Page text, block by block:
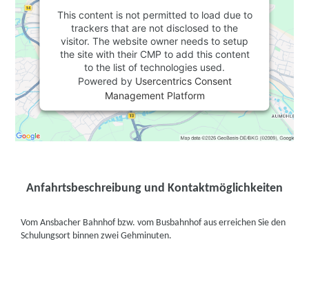
This content is not permitted to load due to
trackers that are not disclosed to the
visitor. The website owner needs to setup
the site with their CMP to add this content
to the list of technologies used.
Powered by Usercentrics Consent
Management Platform
Anfahrtsbeschreibung und Kontaktmöglichkeiten
Vom Ansbacher Bahnhof bzw. vom Busbahnhof aus erreichen Sie den
Schulungsort binnen zwei Gehminuten.